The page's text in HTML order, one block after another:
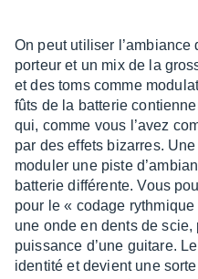
On peut utili­ser l’am­biance
porteur et un mix de la
et des toms comme
fûts de la batte­rie
qui, comme vous l’avez
par des effets bizarres.
modu­ler une piste
batte­rie diffé­rente. Vous
pour le « codage
une onde en dents de
puis­sance d’une guitare.
iden­tité et devient une